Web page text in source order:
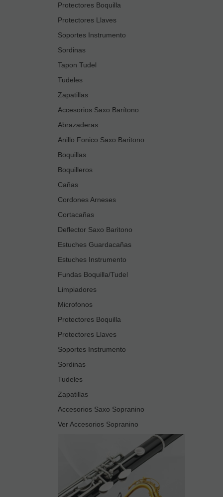
Protectores Boquilla
Protectores Llaves
Soportes Instrumento
Sordinas
Tapon Tudel
Tudeles
Zapatillas
Accesorios Saxo Barítono
Abrazaderas
Anillo Fonico Saxo Baritono
Boquillas
Boquilleros
Cañas
Cordones Arneses
Cortacañas
Deflector Saxo Baritono
Estuches Guardacañas
Estuches Instrumento
Fundas Boquilla/Tudel
Limpiadores
Microfonos
Protectores Boquilla
Protectores Llaves
Soportes Instrumento
Sordinas
Tudeles
Zapatillas
Accesorios Saxo Sopranino
Ver Accesorios Sopranino